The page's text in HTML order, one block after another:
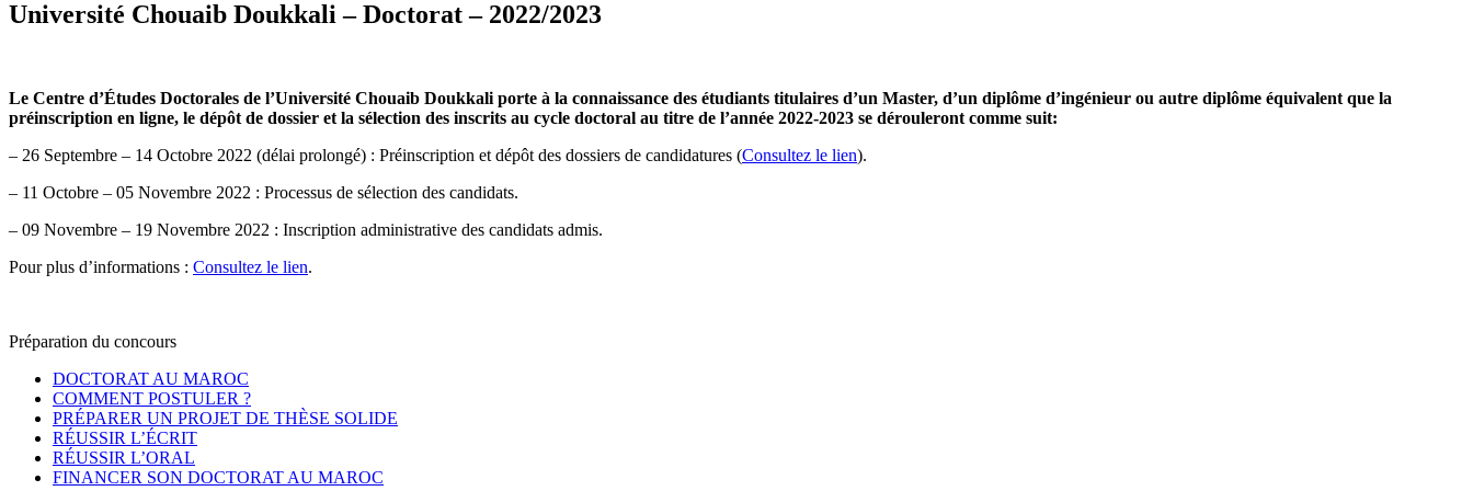
Cycledoctoral.ma – 1er portail dédié aux chercheurs et doctorants marocains
Université Chouaib Doukkali – Doctorat – 2022/2023
Le Centre d’Études Doctorales de l’Université Chouaib Doukkali porte à la connaissance des étudiants titulaires d’un Master, d’un diplôme d’ingénieur ou autre diplôme équivalent que la
préinscription en ligne, le dépôt de dossier et la sélection des inscrits au cycle doctoral au titre de l’année 2022-2023 se dérouleront comme suit:
– 26 Septembre – 14 Octobre 2022 (délai prolongé) : Préinscription et dépôt des dossiers de candidatures (Consultez le lien).
– 11 Octobre – 05 Novembre 2022 : Processus de sélection des candidats.
– 09 Novembre – 19 Novembre 2022 : Inscription administrative des candidats admis.
Pour plus d’informations : Consultez le lien.
Préparation du concours
DOCTORAT AU MAROC
COMMENT POSTULER ?
PRÉPARER UN PROJET DE THÈSE SOLIDE
RÉUSSIR L’ÉCRIT
RÉUSSIR L’ORAL
FINANCER SON DOCTORAT AU MAROC